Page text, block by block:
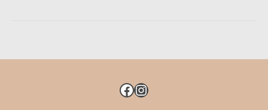
FACEBOOK
INSTAGRAM